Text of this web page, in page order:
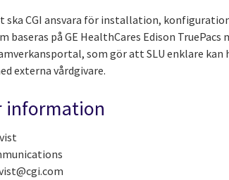
ska CGI ansvara för installation,
baseras på GE HealthCares Edison TruePacs
som gör att SLU enklare
externa vårdgivare.
information